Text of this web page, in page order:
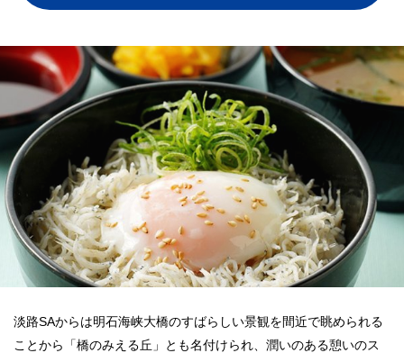
淡路SAからは明石海峡大橋のすばらしい景観を間近で眺められる
ことから「橋のみえる丘」とも名付けられ、潤いのある憩いのス